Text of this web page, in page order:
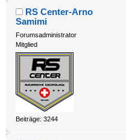
RS Center-Arno
Samimi
Forumsadministrator
Mitglied
Beiträge: 3244